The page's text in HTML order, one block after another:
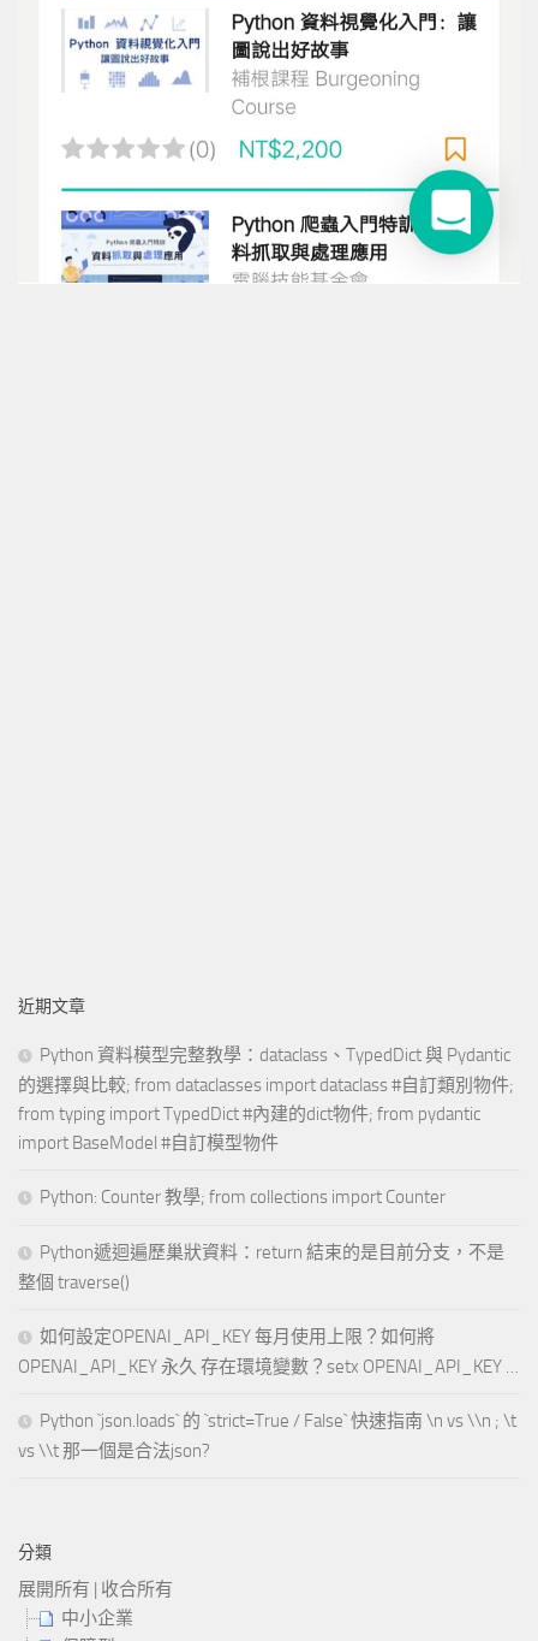
近期文章
Python 資料模型完整教學：dataclass、TypedDict 與 Pydantic
的選擇與比較; from dataclasses import dataclass #自訂類別物件;
from typing import TypedDict #內建的dict物件; from pydantic
import BaseModel #自訂模型物件
Python: Counter 教學; from collections import Counter
Python遞迴遍歷巢狀資料：return 結束的是目前分支，不是
整個 traverse()
如何設定OPENAI_API_KEY 每月使用上限？如何將
OPENAI_API_KEY 永久 存在環境變數？setx OPENAI_API_KEY …
Python `json.loads` 的 `strict=True / False` 快速指南 \n vs \\n ; \t
vs \\t 那一個是合法json?
分類
展開所有 | 收合所有
中小企業